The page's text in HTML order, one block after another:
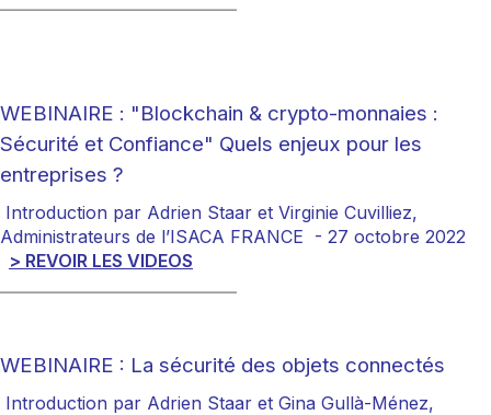
WEBINAIRE : "Blockchain & crypto-monnaies :
Sécurité et Confiance" Quels enjeux pour les
entreprises ?
Introduction par Adrien Staar et Virginie Cuvilliez,
Administrateurs de l’ISACA FRANCE - 27 octobre 2022
> REVOIR LES VIDEOS
WEBINAIRE : La sécurité des objets connectés
Introduction par Adrien Staar et Gina Gullà-Ménez,